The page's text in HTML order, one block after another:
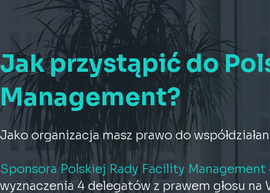
Jak przystąpić do
Management?
Jako organizacja masz prawo do
Sponsora Polskiej Rady Facility Management
wyznaczenia 4 delegatów z prawem głosu